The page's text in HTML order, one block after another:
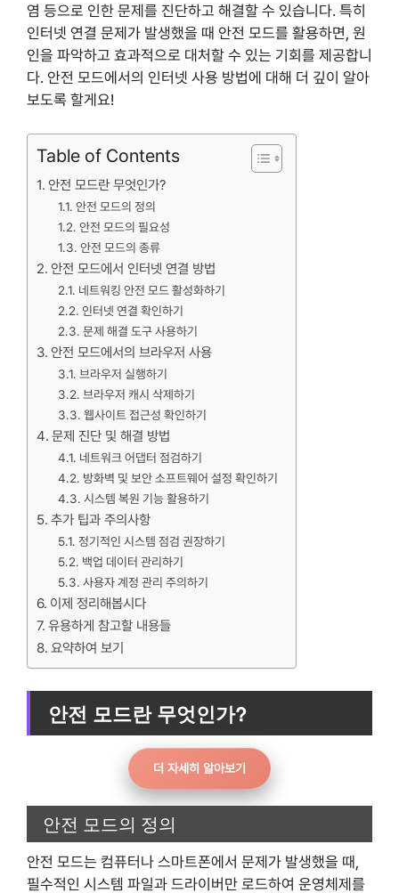
염 등으로 인한 문제를 진단하고 해결할 수 있습니다. 특히
인터넷 연결 문제가 발생했을 때 안전 모드를 활용하면, 원
인을 파악하고 효과적으로 대처할 수 있는 기회를 제공합니
다. 안전 모드에서의 인터넷 사용 방법에 대해 더 깊이 알아
보도록 할게요!
Table of Contents
안전 모드란 무엇인가?
안전 모드의 정의
안전 모드의 필요성
안전 모드의 종류
안전 모드에서 인터넷 연결 방법
네트워킹 안전 모드 활성화하기
인터넷 연결 확인하기
문제 해결 도구 사용하기
안전 모드에서의 브라우저 사용
브라우저 실행하기
브라우저 캐시 삭제하기
웹사이트 접근성 확인하기
문제 진단 및 해결 방법
네트워크 어댑터 점검하기
방화벽 및 보안 소프트웨어 설정 확인하기
시스템 복원 기능 활용하기
추가 팁과 주의사항
정기적인 시스템 점검 권장하기
백업 데이터 관리하기
사용자 계정 관리 주의하기
이제 정리해봅시다
유용하게 참고할 내용들
요약하여 보기
안전 모드란 무엇인가?
더 자세히 알아보기
안전 모드의 정의
안전 모드는 컴퓨터나 스마트폰에서 문제가 발생했을 때,
필수적인 시스템 파일과 드라이버만 로드하여 운영체제를